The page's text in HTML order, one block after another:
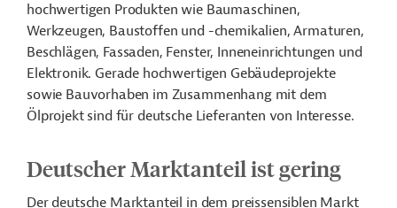
hochwertigen Produkten wie Baumaschinen,
Werkzeugen, Baustoffen und -chemikalien, Armaturen,
Beschlägen, Fassaden, Fenster, Inneneinrichtungen und
Elektronik. Gerade hochwertigen Gebäudeprojekte
sowie Bauvorhaben im Zusammenhang mit dem
Ölprojekt sind für deutsche Lieferanten von Interesse.
Deutscher Marktanteil ist gering
Der deutsche Marktanteil in dem preissensiblen Markt